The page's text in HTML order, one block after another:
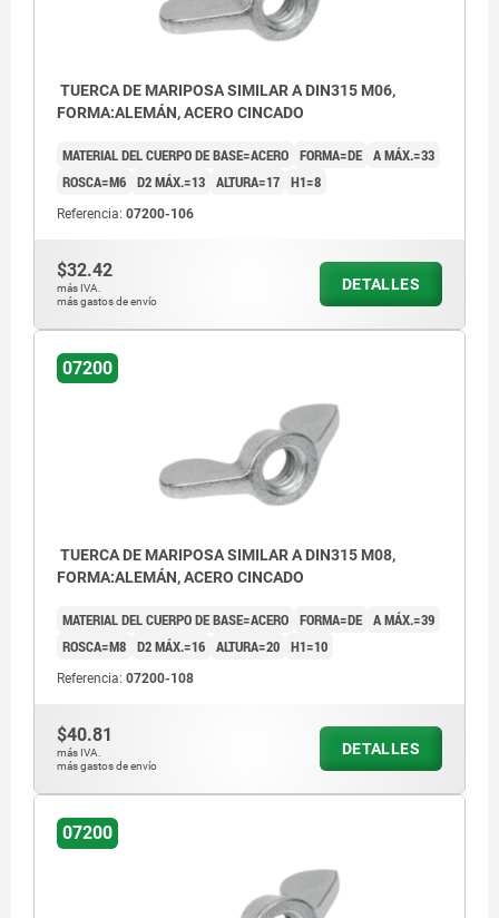
TUERCA DE MARIPOSA SIMILAR A DIN315 M06,
FORMA:ALEMÁN, ACERO CINCADO
MATERIAL DEL CUERPO DE BASE=ACERO FORMA=DE A MÁX.=33
ROSCA=M6 D2 MÁX.=13 ALTURA=17 H1=8
Referencia: 07200-106
$32.42
más IVA.
más gastos de envío
DETALLES
07200
TUERCA DE MARIPOSA SIMILAR A DIN315 M08,
FORMA:ALEMÁN, ACERO CINCADO
MATERIAL DEL CUERPO DE BASE=ACERO FORMA=DE A MÁX.=39
ROSCA=M8 D2 MÁX.=16 ALTURA=20 H1=10
Referencia: 07200-108
$40.81
más IVA.
más gastos de envío
DETALLES
07200